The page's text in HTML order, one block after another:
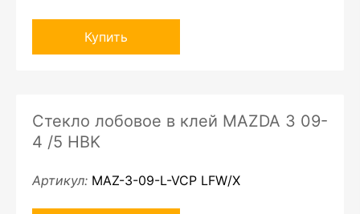
Купить
Стекло лобовое в клей MAZDA 3 09-
4 /5 HBK
Артикул: MAZ-3-09-L-VCP LFW/X